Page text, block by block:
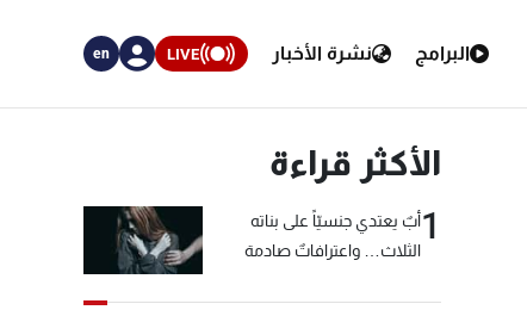
البرامج نشرة الأخبار LIVE
en
الأكثر قراءة
1أبٌ يعتدي جنسيّاً على بناته
الثلاث… واعترافاتٌ صادمة